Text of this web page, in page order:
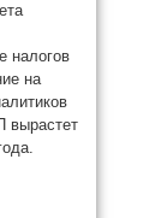
налогов
на
вырастет